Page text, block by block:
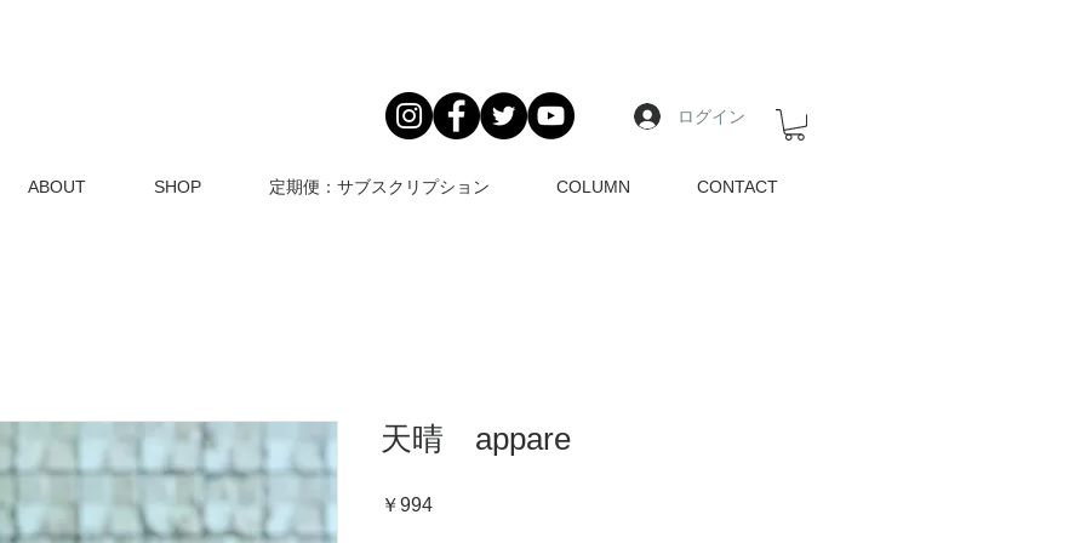
ログイン
ABOUT SHOP 定期便：サブスクリプション COLUMN CONTACT
天晴 appare
￥994価